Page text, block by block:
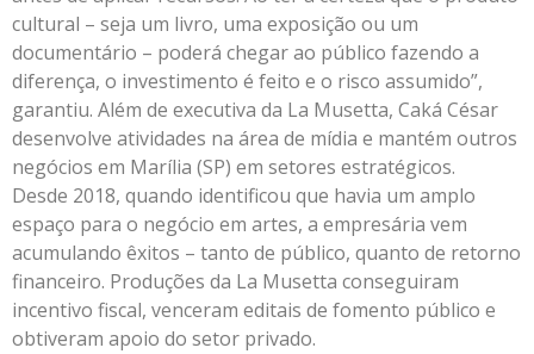
cultural – seja um livro, uma exposição ou um
documentário – poderá chegar ao público fazendo a
diferença, o investimento é feito e o risco assumido”,
garantiu. Além de executiva da La Musetta, Caká César
desenvolve atividades na área de mídia e mantém outros
negócios em Marília (SP) em setores estratégicos.
Desde 2018, quando identificou que havia um amplo
espaço para o negócio em artes, a empresária vem
acumulando êxitos – tanto de público, quanto de retorno
financeiro. Produções da La Musetta conseguiram
incentivo fiscal, venceram editais de fomento público e
obtiveram apoio do setor privado.